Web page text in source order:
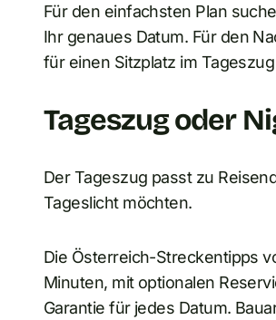
Für den einfachsten Plan
Ihr genaues Datum. Für den
für einen Sitzplatz im
Tageszug oder
Der Tageszug passt zu
Tageslicht möchten.
Die Österreich-Streckentipps
Minuten, mit optionalen
Garantie für jedes Datum.